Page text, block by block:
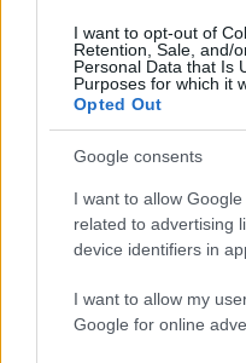
I want to opt-out of
Retention, Sale, and/
Personal Data that Is
Purposes for which it
Opted Out
Google consents
I want to allow
related to advertising
device identifiers in
I want to allow my
Google for online
helyi sajtó hónapokon át
sikerrel, miközben egy
“akkumulátorgyár biztosan
sokkal később már egy